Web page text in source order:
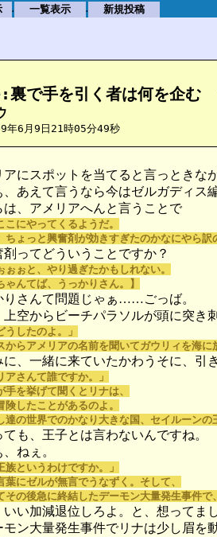
. 一覧表示 . 新規投稿
裏で手を引く者は何を企む
年6月9日21時05分49秒
にスポットを当てると言っときな
あえて言うなら今はゼルガディス編
、アメリアへんと言うことで
にやってくるようだ。
ょっと興奮剤が効きすぎたのかなにやら訳
ってどういうことですか？
と、やり過ぎたかもしれない。
んてば、うっかりさん。】
さんて問題じゃぁ……ごっば。
空からビーチパラソルが頭に突き刺
したのよ。」
らアメリアの名前を聞いてガウリィを海に
、一緒に来ていたかわうそに、引
さんて誰ですか。」
を挙げて聞くとリナは、
したことがあるのよ。
の世界でのかなり大きな国、セイルーンの
も、王子とは言わないんですね。
ねぇ。
族というわけですか。」
にゼルが無言でうなずく。そして、
その後急に終結したデーモン大量発生事件で
い加減退位しろよ。と、想ってまし
ン大量発生事件でリナは少し眉を